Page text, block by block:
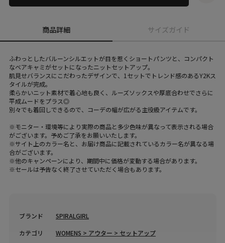
商品詳細 サイズガイド
ふわっとしたバルーンシルエットが目を惹くショートパンツと、コンパクト
なベアキャミがセットになったニットセットアップ。
肌見せバランスにこだわったデザインで、1セットでトレンド感のあるY2Kス
タイルが完成。
柔らかいニット素材で着心地も良く、ルーズソックスや厚底合わせでさらに
平成ムードをプラス◎
別々でも着回しできるので、コーデの幅が広がる主役級アイテムです。
※モニター・環境等により実際の商品と多少色味が異なって表示される場合
がございます。予めご了承をお願いいたします。
※サイト上のカラー名と、お届け商品に記載されているカラー名が異なる場
合がございます。
※他のキャンペーンにより、期間中に価格が変動する場合があります。
※セールは予告なく終了させていただく場合もあります。
ブランド
SPIRALGIRL
カテゴリ
WOMENS > アウター > セットアップ